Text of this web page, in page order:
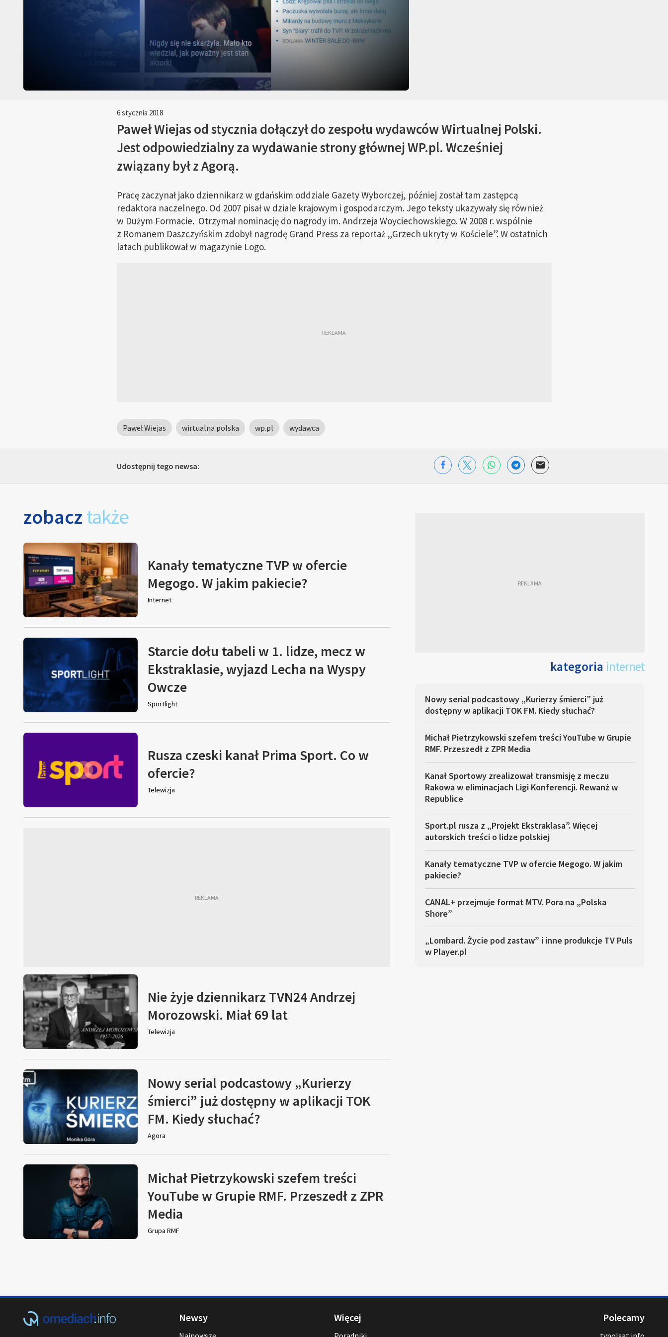
6 stycznia 2018
Paweł Wiejas od stycznia dołączył do zespołu wydawców Wirtualnej Polski.
Jest odpowiedzialny za wydawanie strony głównej WP.pl. Wcześniej
związany był z Agorą.
Pracę zaczynał jako dziennikarz w gdańskim oddziale Gazety Wyborczej, później został tam zastępcą
redaktora naczelnego. Od 2007 pisał w dziale krajowym i gospodarczym. Jego teksty ukazywały się również
w Dużym Formacie. Otrzymał nominację do nagrody im. Andrzeja Woyciechowskiego. W 2008 r. wspólnie
z Romanem Daszczyńskim zdobył nagrodę Grand Press za reportaż „Grzech ukryty w Kościele”. W ostatnich
latach publikował w magazynie Logo.
Paweł Wiejas wirtualna polska wp.pl wydawca
Udostępnij tego newsa:
zobacz także
Kanały tematyczne TVP w ofercie
Megogo. W jakim pakiecie?
Internet
Starcie dołu tabeli w 1. lidze, mecz w
Ekstraklasie, wyjazd Lecha na Wyspy
Owcze
Sportlight
Rusza czeski kanał Prima Sport. Co w
ofercie?
Telewizja
Nie żyje dziennikarz TVN24 Andrzej
Morozowski. Miał 69 lat
Telewizja
Nowy serial podcastowy „Kurierzy
śmierci” już dostępny w aplikacji TOK
FM. Kiedy słuchać?
Agora
Michał Pietrzykowski szefem treści
YouTube w Grupie RMF. Przeszedł z ZPR
Media
Grupa RMF
kategoria internet
Nowy serial podcastowy „Kurierzy śmierci” już
dostępny w aplikacji TOK FM. Kiedy słuchać?
Michał Pietrzykowski szefem treści YouTube w Grupie
RMF. Przeszedł z ZPR Media
Kanał Sportowy zrealizował transmisję z meczu
Rakowa w eliminacjach Ligi Konferencji. Rewanż w
Republice
Sport.pl rusza z „Projekt Ekstraklasa”. Więcej
autorskich treści o lidze polskiej
Kanały tematyczne TVP w ofercie Megogo. W jakim
pakiecie?
CANAL+ przejmuje format MTV. Pora na „Polska
Shore”
„Lombard. Życie pod zastaw” i inne produkcje TV Puls
w Player.pl
Newsy Więcej Polecamy